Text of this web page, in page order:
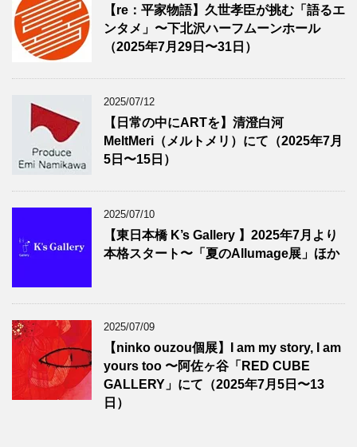
【re：平家物語】久世孝臣が挑む「語るエ
ンタメ」〜下北沢ハーフムーンホール
（2025年7月29日〜31日）
2025/07/12
【日常の中にARTを】清澄白河
MeltMeri（メルトメリ）にて（2025年7月
5日〜15日）
2025/07/10
【東日本橋 K’s Gallery 】2025年7月より
本格スタート〜「夏のAllumage展」ほか
2025/07/09
【ninko ouzou個展】I am my story, I am
yours too 〜阿佐ヶ谷「RED CUBE
GALLERY」にて（2025年7月5日〜13
日）